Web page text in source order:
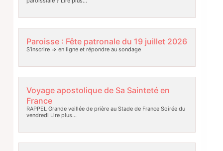
Paroisse : Fête patronale du 19 juillet 2026
S’inscrire => en ligne et répondre au sondage
Voyage apostolique de Sa Sainteté en
France
RAPPEL Grande veillée de prière au Stade de France Soirée du
vendredi Lire plus…